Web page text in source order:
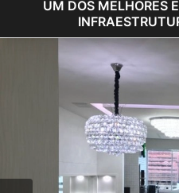
UM DOS MELHORES